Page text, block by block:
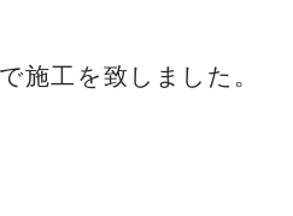
施工を致しました。